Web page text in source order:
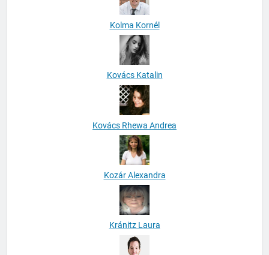
Kolma Kornél
Kovács Katalin
Kovács Rhewa Andrea
Kozár Alexandra
Kránitz Laura